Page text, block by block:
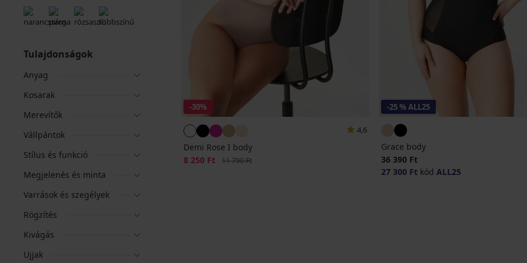
Tulajdonságok
Anyag
Kosarak
Merevítők
Vállpántok
Stílus és funkció
Megjelenés és minta
Varrások és szegélyek
Rögzítés
Kivágás
Ujjak
-30%
4,6
Demi Rose I body
Kedvezmény
8 250 Ft Eredeti ár
11 790 Ft
-25 % ALL25
Grace body
36 390 Ft
27 300 Ftkód ALL25